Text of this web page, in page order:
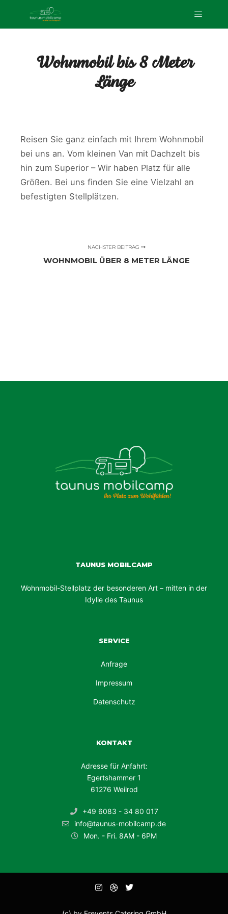
Wohnmobil bis 8 Meter
Länge
Reisen Sie ganz einfach mit Ihrem Wohnmobil
bei uns an. Vom kleinen Van mit Dachzelt bis
hin zum Superior – Wir haben Platz für alle
Größen. Bei uns finden Sie eine Vielzahl an
befestigten Stellplätzen.
NÄCHSTER BEITRAG
WOHNMOBIL ÜBER 8 METER LÄNGE
TAUNUS MOBILCAMP
Wohnmobil-Stellplatz der besonderen Art – mitten in der
Idylle des Taunus
SERVICE
Anfrage
Impressum
Datenschutz
KONTAKT
Adresse für Anfahrt:
Egertshammer 1
61276 Weilrod
+49 6083 - 34 80 017
info@taunus-mobilcamp.de
Mon. - Fri. 8AM - 6PM